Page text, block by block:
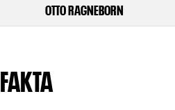
OTTO RAGNEBORN
FAKTA